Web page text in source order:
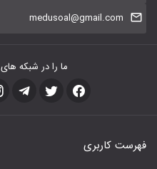
medusoal@gmail.com
ما را در شبکه
فهرست کاربری